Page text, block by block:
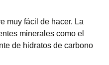
muy fácil de hacer. La
minerales como el
de hidratos de carbono